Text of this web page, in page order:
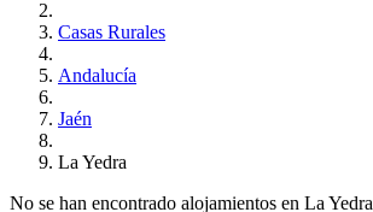
Casas Rurales
Andalucía
Jaén
La Yedra
No se han encontrado alojamientos en La